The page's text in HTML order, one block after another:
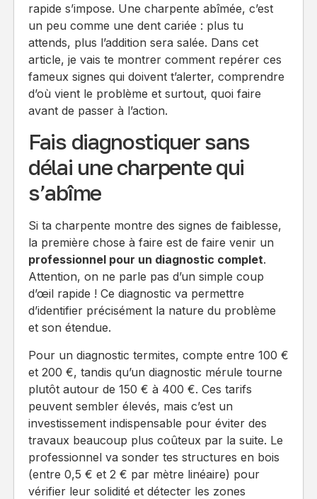
rapide s’impose. Une charpente abîmée, c’est
un peu comme une dent cariée : plus tu
attends, plus l’addition sera salée. Dans cet
article, je vais te montrer comment repérer ces
fameux signes qui doivent t’alerter, comprendre
d’où vient le problème et surtout, quoi faire
avant de passer à l’action.
Fais diagnostiquer sans
délai une charpente qui
s’abîme
Si ta charpente montre des signes de faiblesse,
la première chose à faire est de faire venir un
professionnel pour un diagnostic complet.
Attention, on ne parle pas d’un simple coup
d’œil rapide ! Ce diagnostic va permettre
d’identifier précisément la nature du problème
et son étendue.
Pour un diagnostic termites, compte entre 100 €
et 200 €, tandis qu’un diagnostic mérule tourne
plutôt autour de 150 € à 400 €. Ces tarifs
peuvent sembler élevés, mais c’est un
investissement indispensable pour éviter des
travaux beaucoup plus coûteux par la suite. Le
professionnel va sonder tes structures en bois
(entre 0,5 € et 2 € par mètre linéaire) pour
vérifier leur solidité et détecter les zones